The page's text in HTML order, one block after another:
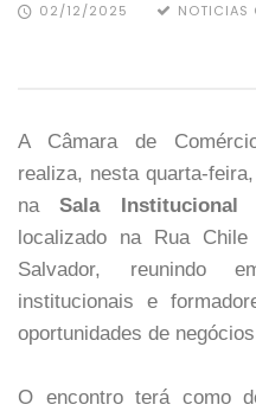
02/12/2025 NOTICIAS
A Câmara de
realiza, nesta quarta-
naSala Institucional
localizado na Rua
Salvador, reunindo
institucionais e
oportunidades de
O encontro terá como